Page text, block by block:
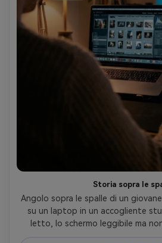
Storia sopra le
Angolo sopra le spalle di un
su un laptop in un accogliente
letto, lo schermo leggibile ma
spalla e la sua mano che